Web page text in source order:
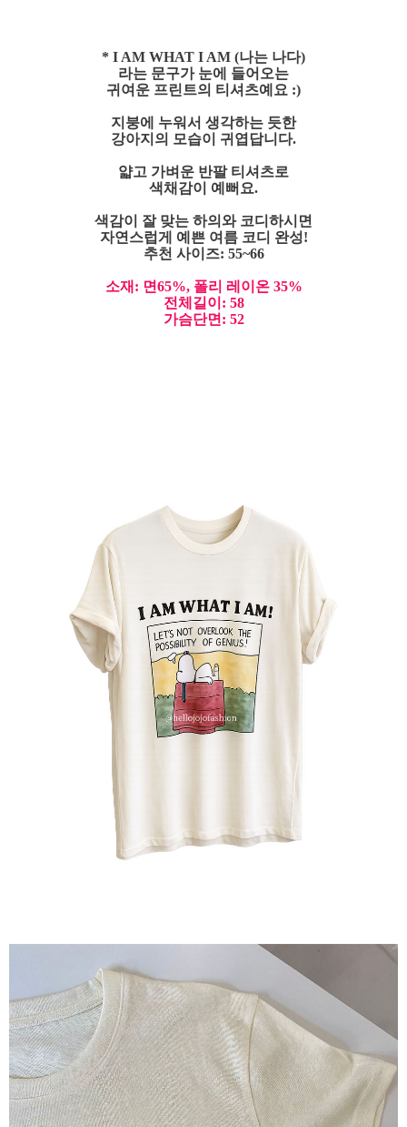
* I AM WHAT I AM (나는 나다)
라는 문구가 눈에 들어오는
귀여운 프린트의 티셔츠예요 :)
지붕에 누워서 생각하는 듯한
강아지의 모습이 귀엽답니다.
얇고 가벼운 반팔 티셔츠로
색채감이 예뻐요.
색감이 잘 맞는 하의와 코디하시면
자연스럽게 예쁜 여름 코디 완성!
추천 사이즈: 55~66
소재: 면65%, 폴리 레이온 35%
전체길이: 58
가슴단면: 52